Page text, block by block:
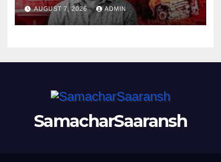
AUGUST 7, 2026 ADMIN
SamacharSaaransh